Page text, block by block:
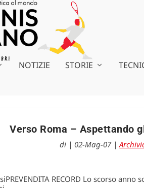
NOTIZIE STORIE
Verso Roma – Aspettando
di | 02-Mag-07|
RECORD Lo scorso anno